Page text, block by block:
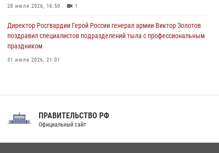
28 июля 2026, 16:50 1
Директор Росгвардии Герой России генерал армии Виктор Золотов
поздравил специалистов подразделений тыла с профессиональным
праздником
31 июля 2026, 21:01
Праздник «Один день с Росгвардией» к 105-летию Центрального
ПРАВИТЕЛЬСТВО РФ
Официальный сайт